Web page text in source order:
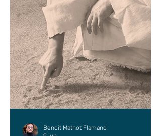
Benoit Mathot Flamand